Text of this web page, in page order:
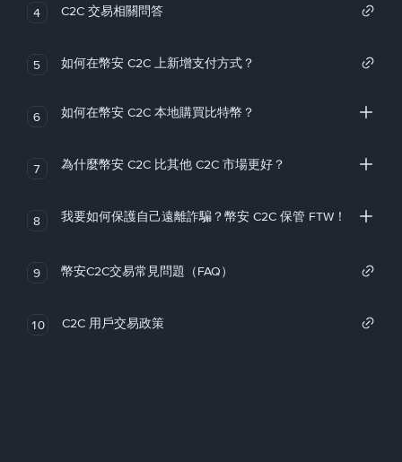
4 C2C 交易相關問答
5 如何在幣安 C2C 上新增支付方式？
6 如何在幣安 C2C 本地購買比特幣？
7 為什麼幣安 C2C 比其他 C2C 市場更好？
8 我要如何保護自己遠離詐騙？幣安 C2C 保管 FTW！
9 幣安C2C交易常見問題（FAQ）
10 C2C 用戶交易政策